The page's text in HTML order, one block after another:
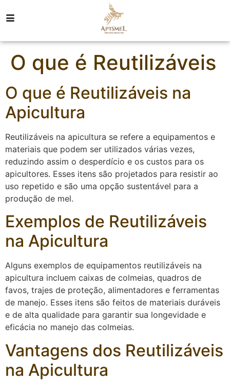
O que é Reutilizáveis
O que é Reutilizáveis na
Apicultura
Reutilizáveis na apicultura se refere a equipamentos e
materiais que podem ser utilizados várias vezes,
reduzindo assim o desperdício e os custos para os
apicultores. Esses itens são projetados para resistir ao
uso repetido e são uma opção sustentável para a
produção de mel.
Exemplos de Reutilizáveis
na Apicultura
Alguns exemplos de equipamentos reutilizáveis na
apicultura incluem caixas de colmeias, quadros de
favos, trajes de proteção, alimentadores e ferramentas
de manejo. Esses itens são feitos de materiais duráveis
e de alta qualidade para garantir sua longevidade e
eficácia no manejo das colmeias.
Vantagens dos Reutilizáveis
na Apicultura